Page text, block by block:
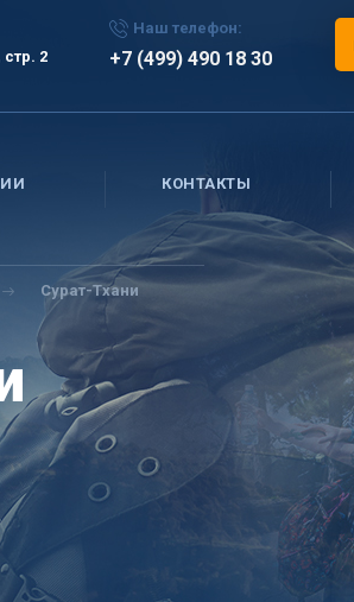
2
Наш телефон:
+7 (499) 490 18 30
КОНТАКТЫ
Сурат-Тхани